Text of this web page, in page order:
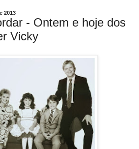
2013
- Ontem e hoje dos
Vicky